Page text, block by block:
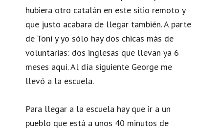
hubiera otro catalán en este sitio remoto y
que justo acabara de llegar también. A parte
de Toni y yo sólo hay dos chicas más de
voluntarias: dos inglesas que llevan ya 6
meses aquí. Al día siguiente George me
llevó a la escuela.
Para llegar a la escuela hay que ir a un
pueblo que está a unos 40 minutos de